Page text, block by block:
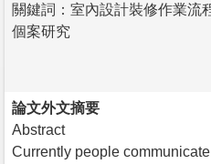
關鍵詞：室內設計裝修作業流
個案研究
論文外文摘要
Abstract
Currently people